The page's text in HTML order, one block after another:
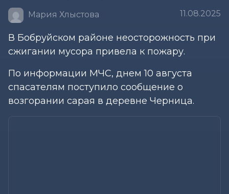
Мария Хлыстова 11.08.2025
В Бобруйском районе неосторожность при
сжигании мусора привела к пожару.
По информации МЧС, днем 10 августа
спасателям поступило сообщение о
возгорании сарая в деревне Черница.